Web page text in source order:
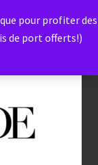
pour profiter des
de port offerts!)